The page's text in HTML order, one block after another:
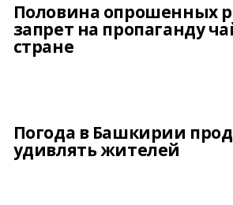
Половина опрошенных
запрет на пропаганду
стране
Погода в Башкирии
удивлять жителей